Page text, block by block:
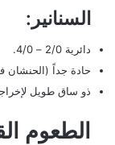
السنانير:
دائرية 2/0 – 4/0.
حادة جداً (الحنشان
ذو ساق طويل
الطعوم